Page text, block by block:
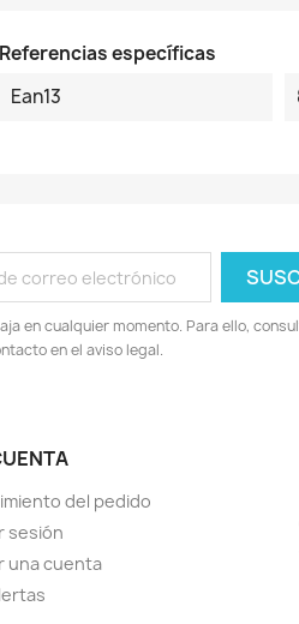
Referencias específicas
Ean13
en cualquier momento. Para ello,
en el aviso legal.
del pedido
sesión
una cuenta